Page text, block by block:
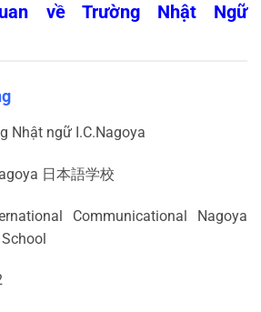
về Trường Nhật Ngữ
Nhật ngữ I.C.Nagoya
日本語学校
Communicational Nagoya